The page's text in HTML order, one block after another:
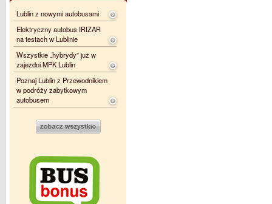
Lublin z nowymi autobusami
Elektryczny autobus IRIZAR
na testach w Lublinie
Wszystkie „hybrydy” już w
zajezdni MPK Lublin
Poznaj Lublin z Przewodnikiem
w podróży zabytkowym
autobusem